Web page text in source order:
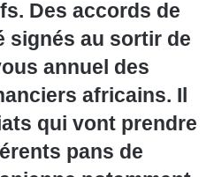
Des accords de
signés au sortir de
annuel des
africains. Il
qui vont prendre
pans de